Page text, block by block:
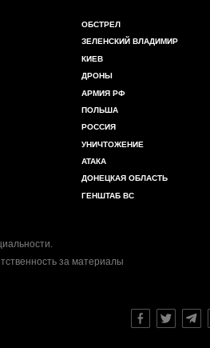
ОБСТРЕЛ
ЗЕЛЕНСКИЙ ВЛАДИМИР
КИЕВ
ДРОНЫ
АРМИЯ РФ
ПОЛЬША
РОССИЯ
УНИЧТОЖЕНИЕ
АТАКА
ДОНЕЦКАЯ ОБЛАСТЬ
ГЕНШТАБ ВС
.
за материалы